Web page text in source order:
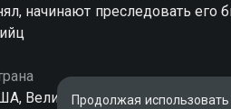
начинают преследовать
Великобритания, Испания
Продолжая